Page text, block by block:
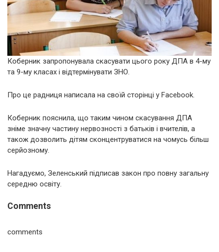
Коберник запропонувала скасувати цього року ДПА в 4-му
та 9-му класах і відтермінувати ЗНО.
Про це радниця написала на своїй сторінці у Facebook.
Коберник пояснила, що таким чином скасування ДПА
зніме значну частину нервозності з батьків і вчителів, а
також дозволить дітям сконцентруватися на чомусь більш
серйозному.
Нагадуємо, Зеленський підписав закон про повну загальну
середню освіту.
Comments
comments